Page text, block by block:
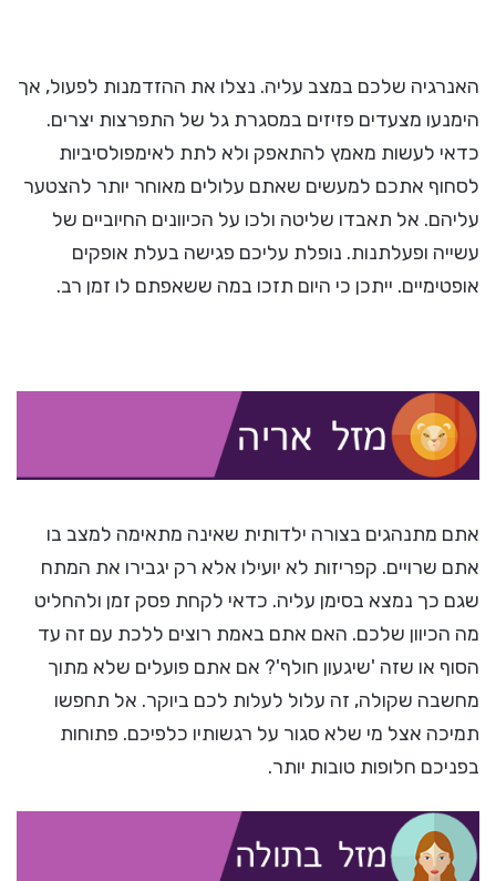
האנרגיה שלכם במצב עליה. נצלו את ההזדמנות לפעול, אך
הימנעו מצעדים פזיזים במסגרת גל של התפרצות יצרים.
כדאי לעשות מאמץ להתאפק ולא לתת לאימפולסיביות
לסחוף אתכם למעשים שאתם עלולים מאוחר יותר להצטער
עליהם. אל תאבדו שליטה ולכו על הכיוונים החיוביים של
עשייה ופעלתנות. נופלת עליכם פגישה בעלת אופקים
אופטימיים. ייתכן כי היום תזכו במה ששאפתם לו זמן רב.
אתם מתנהגים בצורה ילדותית שאינה מתאימה למצב בו
אתם שרויים. קפריזות לא יועילו אלא רק יגבירו את המתח
שגם כך נמצא בסימן עליה. כדאי לקחת פסק זמן ולהחליט
מה הכיוון שלכם. האם אתם באמת רוצים ללכת עם זה עד
הסוף או שזה 'שיגעון חולף'? אם אתם פועלים שלא מתוך
מחשבה שקולה, זה עלול לעלות לכם ביוקר. אל תחפשו
תמיכה אצל מי שלא סגור על רגשותיו כלפיכם. פתוחות
בפניכם חלופות טובות יותר.